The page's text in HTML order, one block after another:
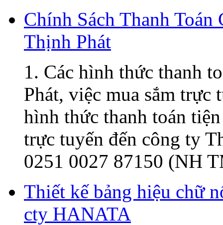
Chính Sách Thanh Toán
Thịnh Phát
1. Các hình thức thanh
Phát, việc mua sắm trực
hình thức thanh toán
trực tuyến đến công ty
0251 0027 87150 (NH
Thiết kế bảng hiệu chữ
cty HANATA